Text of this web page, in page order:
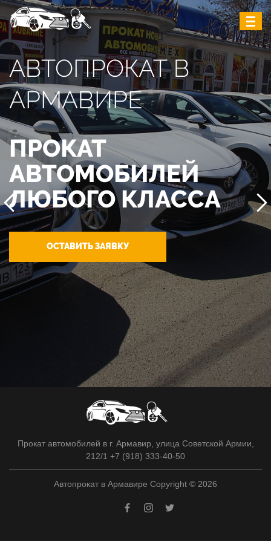
АВТОПРОКАТ В
АРМАВИРЕ
ПРОКАТ
АВТОМОБИЛЕЙ
ЛЮБОГО КЛАССА
ОСТАВИТЬ ЗАЯВКУ
Прокат автомобилей в г. Армавир, улица Советской Армии,
212/1 +7 (918) 333-40-50
Автопрокат в Армавире Copyright © 2026